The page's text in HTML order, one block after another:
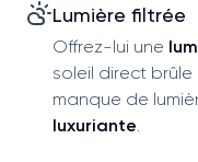
Lumière filtrée
Offrez-lui une
soleil direct brûle
manque de
luxuriante